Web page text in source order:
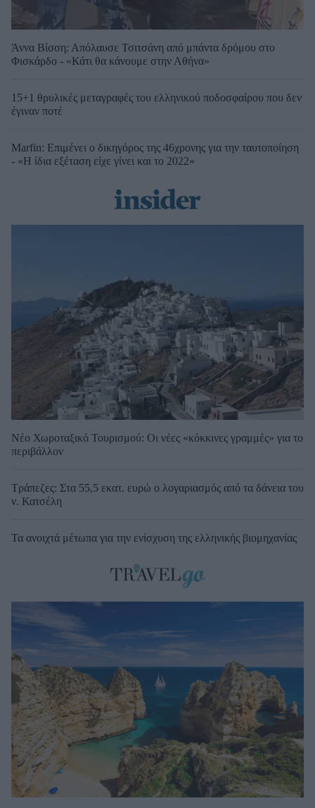
Άννα Βίσση: Απόλαυσε Τσιτσάνη από μπάντα δρόμου στο
Φισκάρδο - «Κάτι θα κάνουμε στην Αθήνα»
15+1 θρυλικές μεταγραφές του ελληνικού ποδοσφαίρου που δεν
έγιναν ποτέ
Marfin: Επιμένει ο δικηγόρος της 46χρονης για την ταυτοποίηση
- «Η ίδια εξέταση είχε γίνει και το 2022»
Νέο Χωροταξικό Τουρισμού: Οι νέες «κόκκινες γραμμές» για το
περιβάλλον
Τράπεζες: Στα 55,5 εκατ. ευρώ ο λογαριασμός από τα δάνεια του
ν. Κατσέλη
Τα ανοιχτά μέτωπα για την ενίσχυση της ελληνικής βιομηχανίας